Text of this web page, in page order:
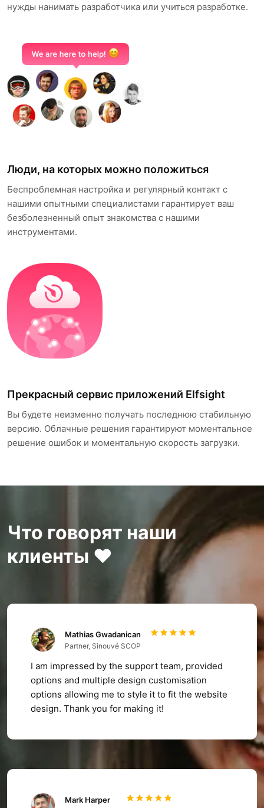
нужды нанимать разработчика или учиться разработке.
Люди, на которых можно положиться
Беспроблемная настройка и регулярный контакт с
нашими опытными специалистами гарантирует ваш
безболезненный опыт знакомства с нашими
инструментами.
Прекрасный cервис приложений Elfsight
Вы будете неизменно получать последнюю стабильную
версию. Облачные решения гарантируют моментальное
решение ошибок и моментальную скорость загрузки.
Что говорят наши
клиенты ❤️
Mathias Gwadanican
Partner, Sinouvé SCOP
I am impressed by the support team, provided
options and multiple design customisation
options allowing me to style it to fit the website
design. Thank you for making it!
Mark Harper